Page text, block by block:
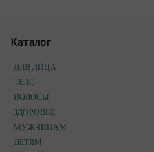
Каталог
ДЛЯ ЛИЦА
ТЕЛО
ВОЛОСЫ
ЗДОРОВЬЕ
МУЖЧИНАМ
ДЕТЯМ